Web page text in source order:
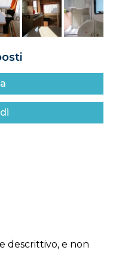
descrittivo, e non